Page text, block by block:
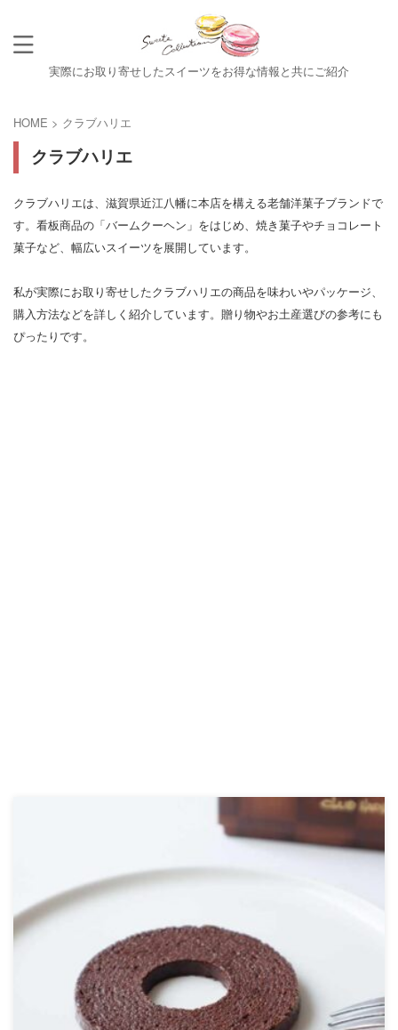
実際にお取り寄せしたスイーツをお得な情報と共にご紹介
HOME > クラブハリエ
クラブハリエ
クラブハリエは、滋賀県近江八幡に本店を構える老舗洋菓子ブランドで
す。看板商品の「バームクーヘン」をはじめ、焼き菓子やチョコレート
菓子など、幅広いスイーツを展開しています。
私が実際にお取り寄せしたクラブハリエの商品を味わいやパッケージ、
購入方法などを詳しく紹介しています。贈り物やお土産選びの参考にも
ぴったりです。